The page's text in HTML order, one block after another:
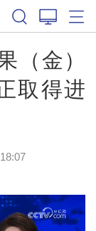
（金）
取得进